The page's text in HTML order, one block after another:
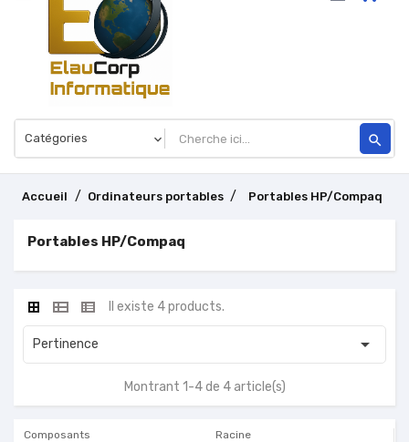
search
Accueil Ordinateurs portables Portables HP/Compaq
Portables HP/Compaq
Il existe 4 products.
Pertinence 
Montrant 1-4 de 4 article(s)
Composants Racine